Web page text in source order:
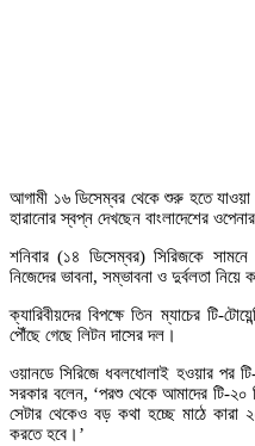
আগামী ১৬ ডিসেম্বর থেকে শুরু হতে যাওয়া
হারানোর স্বপ্ন দেখছেন বাংলাদেশের
শনিবার (১৪ ডিসেম্বর) সিরিজকে
নিজেদের ভাবনা, সম্ভাবনা ও দুর্বলতা নিয়ে
ক্যারিবীয়দের বিপক্ষে তিন ম্যাচের টি-
পৌঁছে গেছে লিটন দাসের দল।
ওয়ানডে সিরিজে ধবলধোলাই হওয়ার পর টি-
সরকার বলেন, ‘পরশু থেকে আমাদের টি-২০
সেটার থেকেও বড় কথা হচ্ছে মাঠে কারা
করতে হবে।’